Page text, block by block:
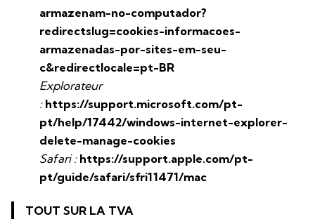
armazenam-no-computador?
redirectslug=cookies-informacoes-
armazenadas-por-sites-em-seu-
c&redirectlocale=pt-BR
Explorateur
: https://support.microsoft.com/pt-
pt/help/17442/windows-internet-explorer-
delete-manage-cookies
Safari : https://support.apple.com/pt-
pt/guide/safari/sfri11471/mac
TOUT SUR LA TVA